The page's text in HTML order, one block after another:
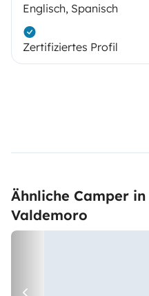
Englisch, Spanisch
Zertifiziertes Profil
Ähnliche Camper
Valdemoro